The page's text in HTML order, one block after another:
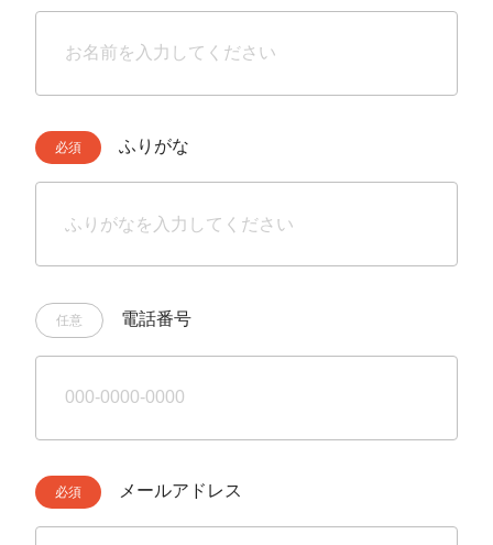
ふりがな
電話番号
メールアドレス